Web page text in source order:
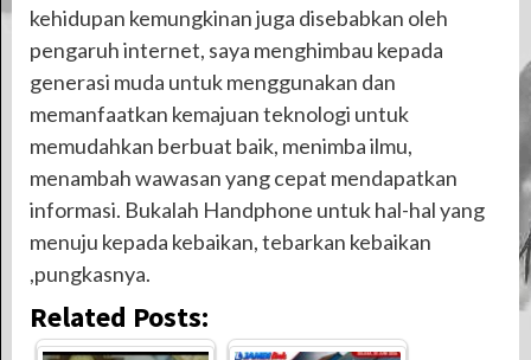
kehidupan kemungkinan juga disebabkan oleh
pengaruh internet, saya menghimbau kepada
generasi muda untuk menggunakan dan
memanfaatkan kemajuan teknologi untuk
memudahkan berbuat baik, menimba ilmu,
menambah wawasan yang cepat mendapatkan
informasi. Bukalah Handphone untuk hal-hal yang
menuju kepada kebaikan, tebarkan kebaikan
,pungkasnya.
Related Posts: